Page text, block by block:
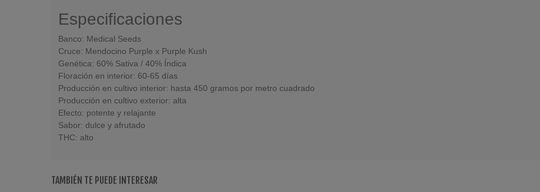
Especificaciones
Banco: Medical Seeds
Cruce: Mendocino Purple x Purple Kush
Genética: 60% Sativa / 40% Índica
Floración en interior: 60-65 días
Producción en cultivo interior: hasta 450 gramos por metro cuadrado
Producción en cultivo exterior: alta
Efecto: potente y relajante
Sabor: dulce y afrutado
THC: alto
TAMBIÉN TE PUEDE INTERESAR